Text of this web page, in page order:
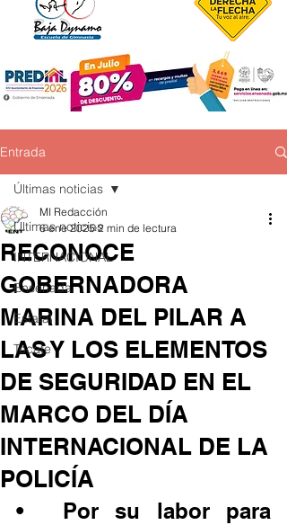
Entrada
Últimas noticias
INTERNACIONAL
Ensenada
Estatal
Tecate
Últimas noticias
RECONOCE
GOBERNADORA
MARINA DEL PILAR A
LAS Y LOS ELEMENTOS
DE SEGURIDAD EN EL
MARCO DEL DÍA
INTERNACIONAL DE LA
POLICÍA
MI Redacción
6 ene 2025 2 min de lectura
•	Por su labor para